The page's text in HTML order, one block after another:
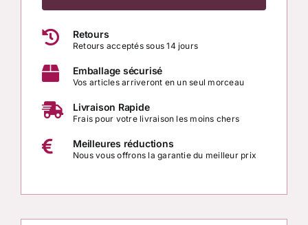
Tête
Petit
–
Paysage
Retours
Retours acceptés sous 14 jours
Emballage sécurisé
Vos articles arriveront en un seul morceau
Livraison Rapide
Frais pour votre livraison les moins chers
Meilleures réductions
Nous vous offrons la garantie du meilleur prix